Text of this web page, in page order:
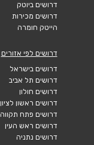
דרושים ביוטק
דרושים מכירות
הייטק חומרה
דרושים לפי אזורים
דרושים בישראל
דרושים תל אביב
דרושים חולון
דרושים ראשון לציון
דרושים פתח תקווה
דרושים ראש העין
דרושים נתניה